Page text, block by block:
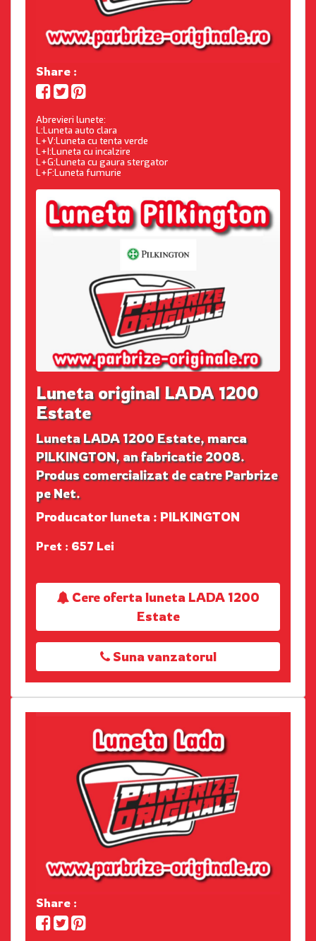
Share :
Abrevieri lunete:
L:Luneta auto clara
L+V:Luneta cu tenta verde
L+I:Luneta cu incalzire
L+G:Luneta cu gaura stergator
L+F:Luneta fumurie
Luneta original LADA 1200
Estate
Luneta LADA 1200 Estate, marca
PILKINGTON, an fabricatie 2008.
Produs comercializat de catre Parbrize
pe Net.
Producator luneta : PILKINGTON
Pret : 657 Lei
Cere oferta luneta LADA 1200
Estate
Suna vanzatorul
Share :